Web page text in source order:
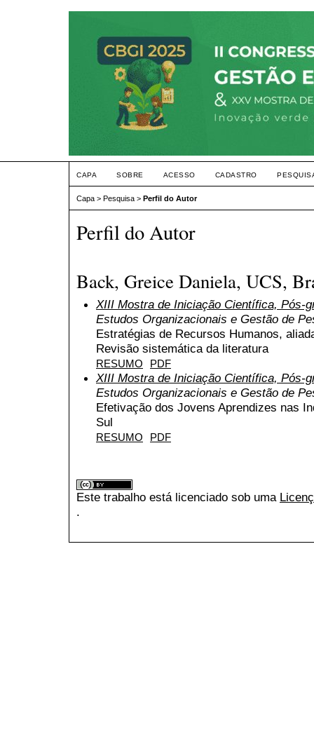
CAPA SOBRE ACESSO CADASTRO
Capa > Pesquisa > Perfil do Autor
Perfil do Autor
Back, Greice Daniela, UCS,
XIII Mostra de Iniciação Científica, Pós-
Estudos Organizacionais e Gestão de
Estratégias de Recursos Humanos,
Revisão sistemática da literatura
RESUMO PDF
XIII Mostra de Iniciação Científica, Pós-
Estudos Organizacionais e Gestão de
Efetivação dos Jovens Aprendizes nas
Sul
RESUMO PDF
Este trabalho está licenciado sob uma
.